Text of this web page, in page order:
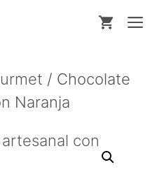
/ Chocolate
Naranja